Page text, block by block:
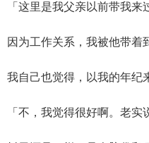
「这里是我父亲以前带我来
因为工作关系，我被他带着
我自己也觉得，以我的年纪
「不，我觉得很好啊。老实